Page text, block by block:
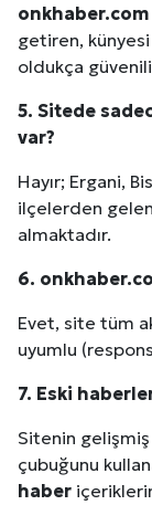
onkhaber.com
getiren,
oldukça
5. Sitede
var?
Hayır; Ergani,
ilçelerden
almaktadır.
6.
Evet, site tüm
uyumlu
7. Eski
Sitenin
çubuğunu
haber
Kuzu Fileto